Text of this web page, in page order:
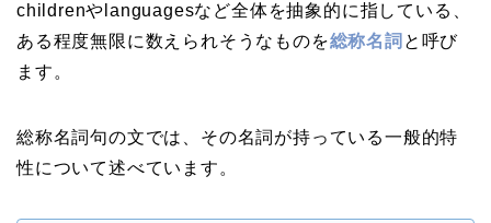
childrenやlanguagesなど全体を抽象的に指している、
ある程度無限に数えられそうなものを総称名詞 と呼び
ます。
総称名詞句の文では、その名詞が持っている一般的特
性について述べています。